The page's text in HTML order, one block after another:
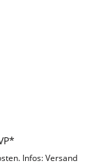
Infos: Versand